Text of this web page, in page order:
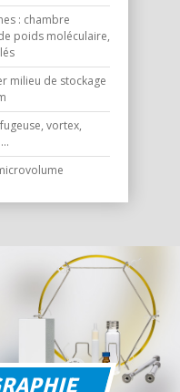
: chambre
poids moléculaire,
milieu de stockage
vortex,